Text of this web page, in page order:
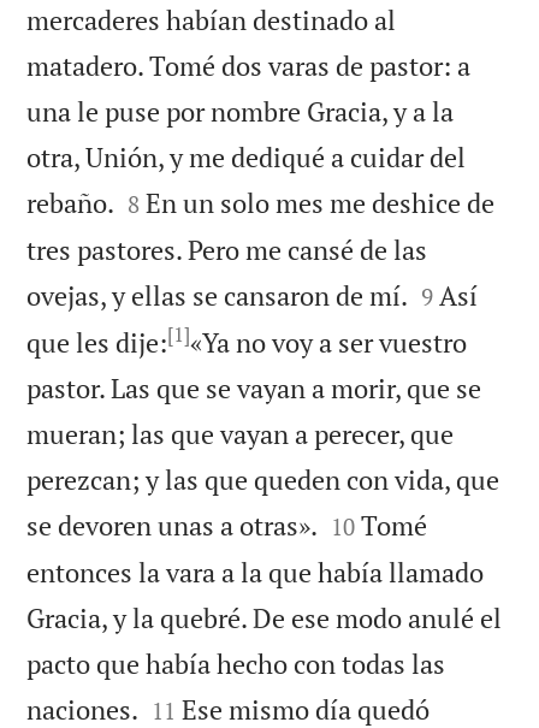
mercaderes habían destinado al
matadero. Tomé dos varas de pastor: a
una le puse por nombre Gracia, y a la
otra, Unión, y me dediqué a cuidar del
rebaño. 

8 En un solo mes me deshice de
tres pastores. Pero me cansé de las
ovejas, y ellas se cansaron de mí. 

9 Así
que les dije:[1]«Ya no voy a ser vuestro
pastor. Las que se vayan a morir, que se
mueran; las que vayan a perecer, que
perezcan; y las que queden con vida, que
se devoren unas a otras». 

10 Tomé
entonces la vara a la que había llamado
Gracia, y la quebré. De ese modo anulé el
pacto que había hecho con todas las
naciones. 

11 Ese mismo día quedó